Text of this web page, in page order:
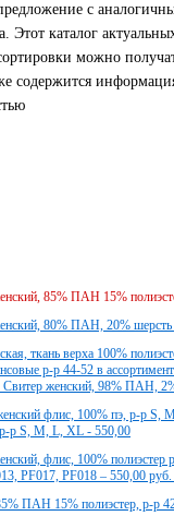
с
Этот каталог
можно
содержится
85% ПАН 15%
80% ПАН, 20% шерсть
ткань верха 100%
р-р 44-52 в
Свитер женский, 98% ПАН,
флис, 100% пэ, р-р S,
р-р S, M, L, XL - 550,00
флис, 100% полиэстер
PF017, PF018 – 550,00 руб.
ПАН 15% полиэстер, р-р